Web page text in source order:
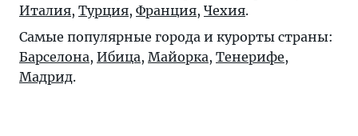
Италия, Турция, Франция, Чехия.
Самые популярные города и курорты страны:
Барселона, Ибица, Майорка, Тенерифе,
Мадрид.